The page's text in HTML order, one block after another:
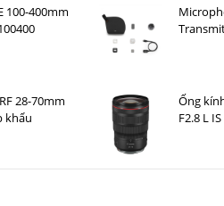
100-400mm
28-70mm
khẩu
Ống
F2.8 L